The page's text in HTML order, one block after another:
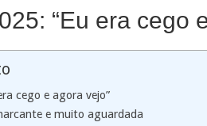
“Eu era cego
cego e agora vejo”
e muito aguardada